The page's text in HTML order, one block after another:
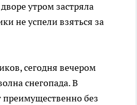
утром застряла
не успели взяться за
сегодня вечером
снегопада. В
преимущественно без